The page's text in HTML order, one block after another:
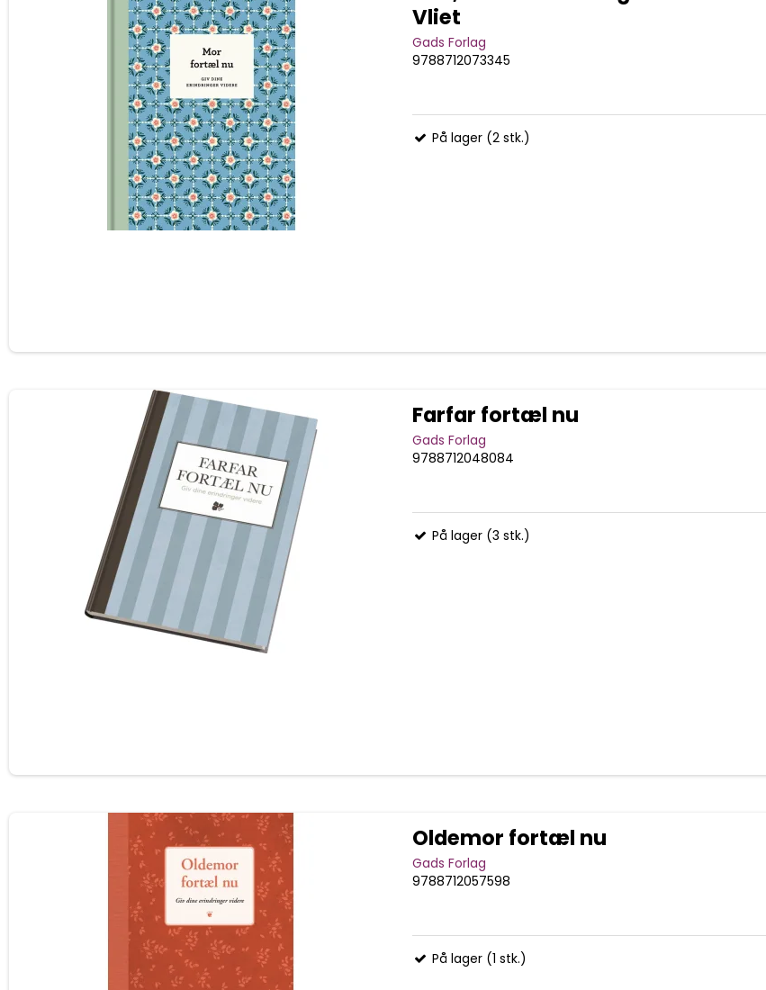
Vliet
Gads Forlag
9788712073345
På lager (2 stk.)
Farfar fortæl nu
Gads Forlag
9788712048084
På lager (3 stk.)
Oldemor fortæl nu
Gads Forlag
9788712057598
På lager (1 stk.)